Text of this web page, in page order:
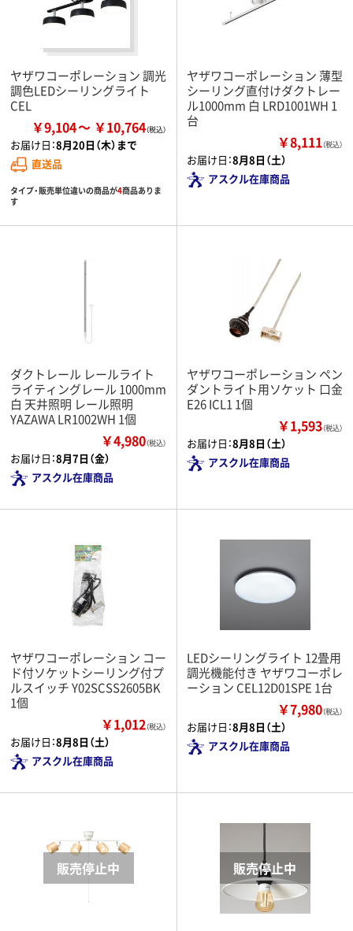
ヤザワコーポレーション 調光
調色LEDシーリングライト
CEL
￥9,104 ￥10,764
お届け日：8月20日（木）まで
直送品
タイプ・販売単位違いの商品が4商品ありま
す
ヤザワコーポレーション 薄型
シーリング直付けダクトレー
ル1000mm 白 LRD1001WH 1
台
￥8,111（税込）
お届け日：8月8日（土）
アスクル在庫商品
ダクトレール レールライト
ライティングレール 1000mm
白 天井照明 レール照明
YAZAWA LR1002WH 1個
￥4,980（税込）
お届け日：8月7日（金）
アスクル在庫商品
ヤザワコーポレーション ペン
ダントライト用ソケット 口金
E26 ICL1 1個
￥1,593（税込）
お届け日：8月8日（土）
アスクル在庫商品
ヤザワコーポレーション コー
ド付ソケットシーリング付プ
ルスイッチ Y02SCSS2605BK
1個
￥1,012（税込）
お届け日：8月8日（土）
アスクル在庫商品
LEDシーリングライト 12畳用
調光機能付き ヤザワコーポレ
ーション CEL12D01SPE 1台
￥7,980（税込）
お届け日：8月8日（土）
アスクル在庫商品